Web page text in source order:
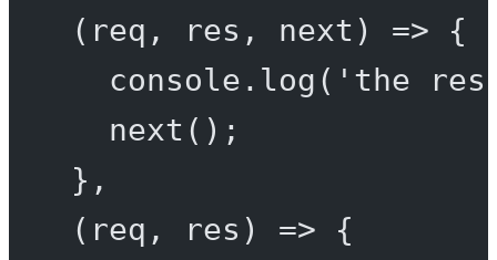
( req , res , next ) => {
console. log ( 'the
next ();
},
( req , res ) => {